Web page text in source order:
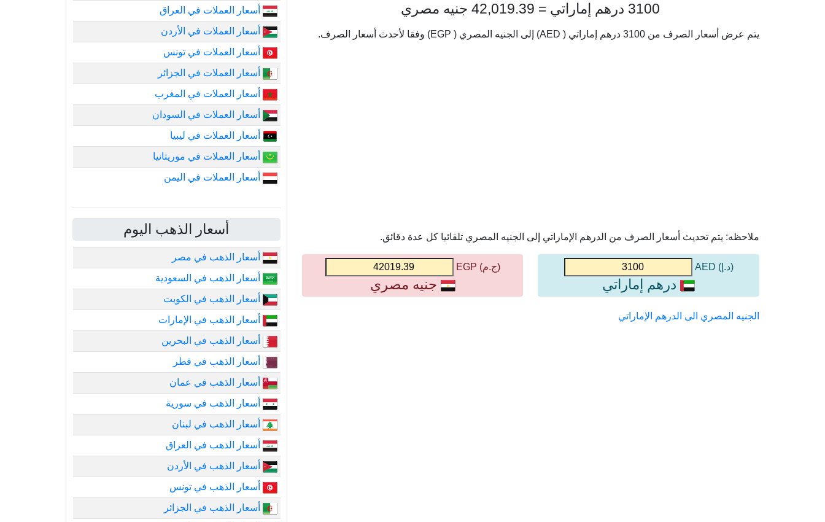
3100 درهم إماراتي = 42,019.39 جنيه مصري
يتم عرض أسعار الصرف من 3100 درهم إماراتي ( AED) إلى الجنيه المصري ( EGP) وفقا لأحدث أسعار الصرف.
ملاحظه: يتم تحديث أسعار الصرف من الدرهم الإماراتي إلى الجنيه المصري تلقائيا كل عدة دقائق.
(د.إ) AED
درهم إماراتي
(ج.م) EGP
جنيه مصري
الجنيه المصري الى الدرهم الإماراتي
أسعار العملات في العراق
أسعار العملات في الأردن
أسعار العملات في تونس
أسعار العملات في الجزائر
أسعار العملات في المغرب
أسعار العملات في السودان
أسعار العملات في ليبيا
أسعار العملات في موريتانيا
أسعار العملات في اليمن
أسعار الذهب اليوم
أسعار الذهب في مصر
أسعار الذهب في السعودية
أسعار الذهب في الكويت
أسعار الذهب في الإمارات
أسعار الذهب في البحرين
أسعار الذهب في قطر
أسعار الذهب في عمان
أسعار الذهب في سورية
أسعار الذهب في لبنان
أسعار الذهب في العراق
أسعار الذهب في الأردن
أسعار الذهب في تونس
أسعار الذهب في الجزائر